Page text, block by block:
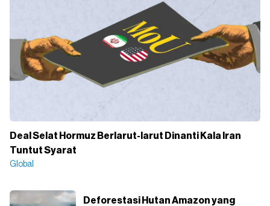
Deal Selat Hormuz Berlarut-larut Dinanti Kala Iran
Tuntut Syarat
Global
Deforestasi Hutan Amazon yang